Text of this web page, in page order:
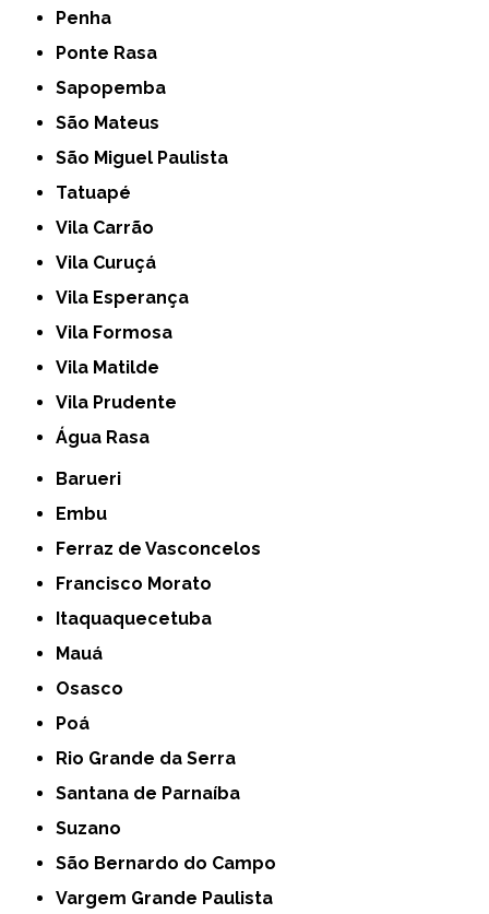
Penha
Ponte Rasa
Sapopemba
São Mateus
São Miguel Paulista
Tatuapé
Vila Carrão
Vila Curuçá
Vila Esperança
Vila Formosa
Vila Matilde
Vila Prudente
Água Rasa
Barueri
Embu
Ferraz de Vasconcelos
Francisco Morato
Itaquaquecetuba
Mauá
Osasco
Poá
Rio Grande da Serra
Santana de Parnaíba
Suzano
São Bernardo do Campo
Vargem Grande Paulista